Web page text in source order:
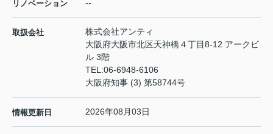
リノベーション --
取扱会社
株式会社アンティ
大阪府大阪市北区天神橋４丁目8-12 アークビ
ル 3階
TEL:06-6948-6106
大阪府知事 (3) 第58744号
情報更新日 2026年08月03日